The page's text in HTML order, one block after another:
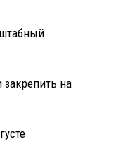
на